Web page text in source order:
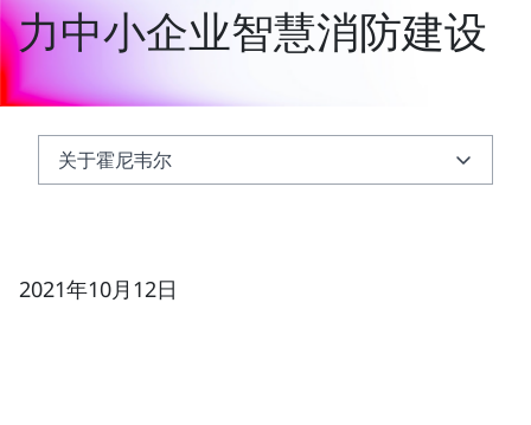
力中小企业智慧消防建设
关于霍尼韦尔
2021年10月12日